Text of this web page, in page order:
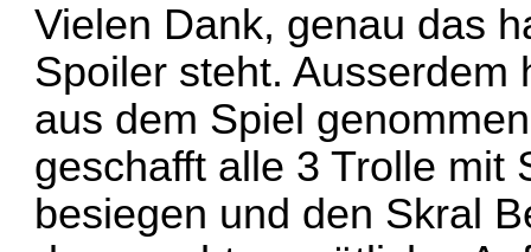
Vielen Dank, genau das
Spoiler steht. Ausserdem
aus dem Spiel
geschafft alle 3 Trolle mit
besiegen und den Skral